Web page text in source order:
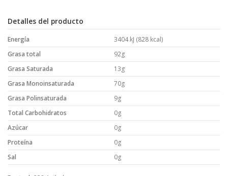
Detalles del producto
Energía
3404 kJ (828 kcal)
Grasa total
92g
Grasa Saturada
13g
Grasa Monoinsaturada
70g
Grasa Polinsaturada
9g
Total Carbohidratos
0g
Azúcar
0g
Proteína
0g
Sal
0g